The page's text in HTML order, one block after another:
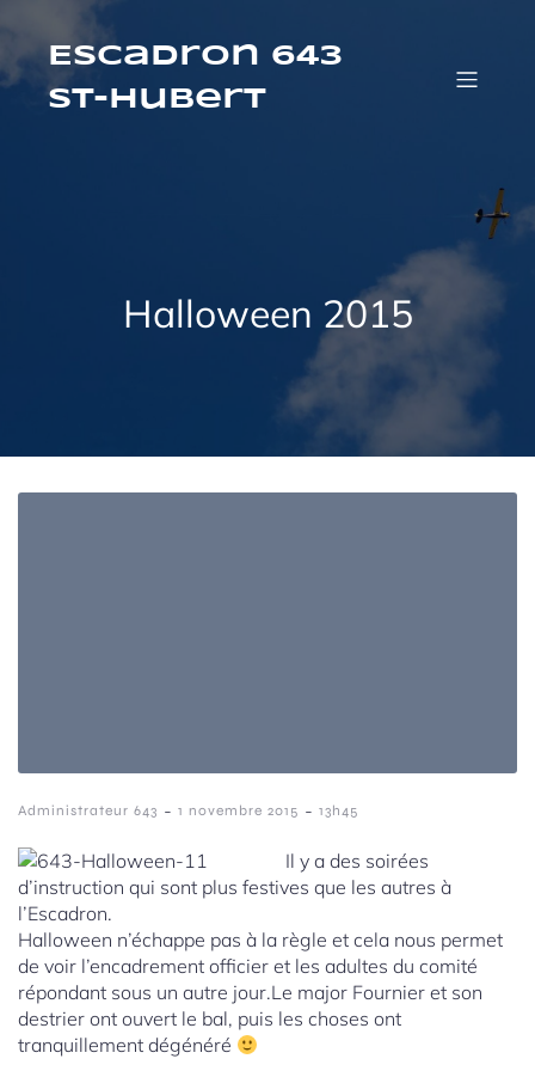
contenuEscadron 643
St-Hubert
Halloween 2015
Administrateur 643 - 1 novembre 2015 - 13h45
Il y a des soirées
d’instruction qui sont plus festives que les autres à
l’Escadron.
Halloween n’échappe pas à la règle et cela nous permet
de voir l’encadrement officier et les adultes du comité
répondant sous un autre jour.Le major Fournier et son
destrier ont ouvert le bal, puis les choses ont
tranquillement dégénéré